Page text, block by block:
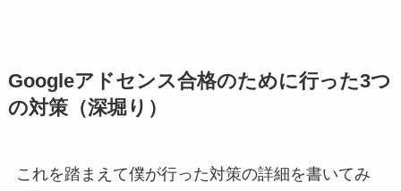
Googleアドセンス合格のために行った3つ
の対策（深堀り）
これを踏まえて僕が行った対策の詳細を書いてみ